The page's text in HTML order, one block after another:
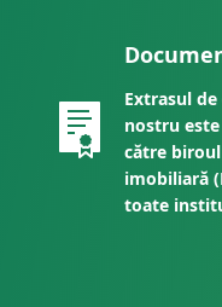
Extrasul
nostru
către
imobiliară
toate